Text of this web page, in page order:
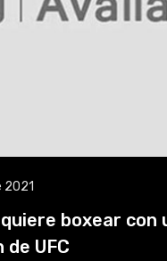
2021
boxear con
de UFC